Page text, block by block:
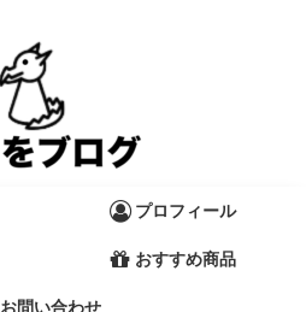
プロフィール
おすすめ商品
お問い合わせ